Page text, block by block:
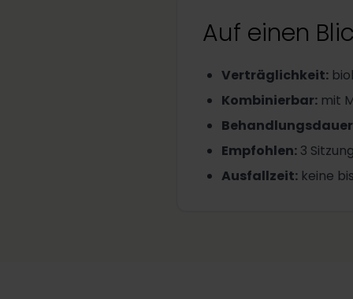
Auf einen
Verträglichkeit:
Kombinierbar: mit
Behandlungsdauer
Empfohlen: 3
Ausfallzeit: keine